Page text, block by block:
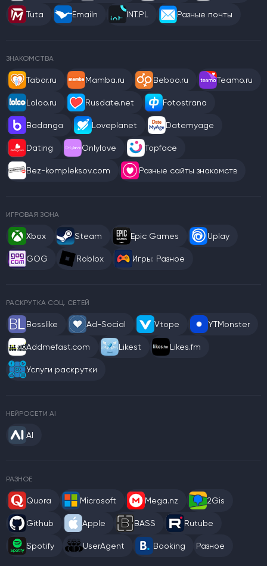
Tuta Emailn INT.PL Разные почты
ЗНАКОМСТВА
Tabor.ru Mamba.ru Beboo.ru Teamo.ru
Loloo.ru Rusdate.net Fotostrana
Badanga Loveplanet Datemyage
Dating Onlylove Topface
Bez-kompleksov.com Разные сайты знакомств
ИГРОВАЯ ЗОНА
Xbox Steam Epic Games Uplay
GOG Roblox Игры: Разное
РАСКРУТКА СОЦ. СЕТЕЙ
Bosslike Ad-Social Vtope YTMonster
Addmefast.com Likest Likes.fm
Услуги раскрутки
НЕЙРОСЕТИ AI
AI
РАЗНОЕ
Quora Microsoft Mega.nz 2Gis
Github Apple BASS Rutube
Spotify UserAgent Booking Разное